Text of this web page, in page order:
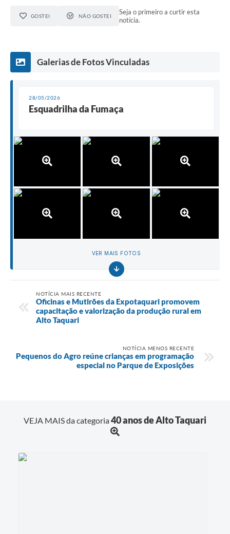
GOSTEI NÃO GOSTEI
Seja o primeiro a curtir esta
notícia.
Galerias de Fotos Vinculadas
28/05/2026
Esquadrilha da Fumaça
VER MAIS FOTOS
NOTÍCIA MAIS RECENTE
Oficinas e Mutirões da Expotaquari promovem
capacitação e valorização da produção rural em
Alto Taquari
NOTÍCIA MENOS RECENTE
Pequenos do Agro reúne crianças em programação
especial no Parque de Exposições
VEJA MAIS da categoria40 anos de Alto Taquari